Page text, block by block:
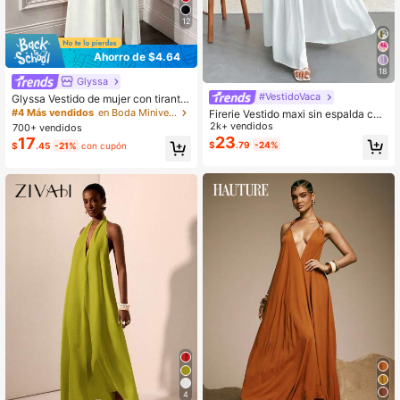
12
Ahorro de $4.64
Glyssa
Glyssa Vestido de mujer con tirante
s finos, espalda descubierta, cruce
delantero, hebilla en forma de U hu
eca, plisado en el bajo y abertura al
ta en el lateral
#4 Más vendidos
en Boda Minivestidos de novia
700+ vendidos
$17.45 -21% con cupón
4
18
#VestidoVaca
Firerie Vestido maxi sin espalda con
cuello halter de crepé y lazo para o
casiones en complejos turísticos y
bodas
2k+ vendidos
$23.79 -24%